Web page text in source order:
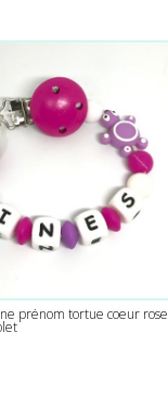
prénom tortue coeur rose